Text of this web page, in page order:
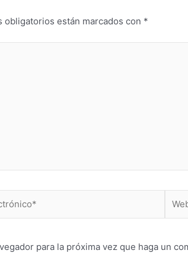
obligatorios están marcados con *
para la próxima vez que haga un